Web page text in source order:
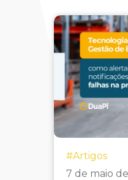
#Artigos
7 de maio